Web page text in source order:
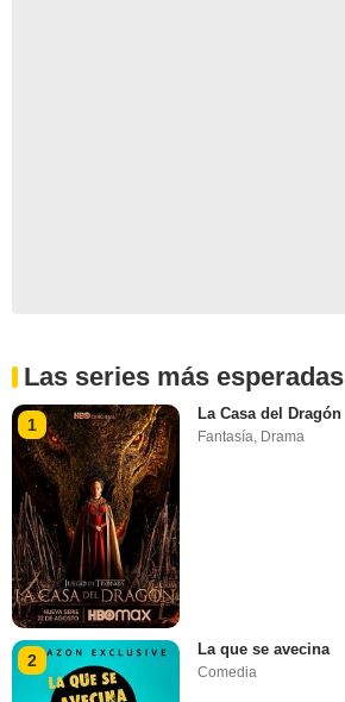
Las series más esperadas
1
La Casa del Dragón
Fantasía Drama
2
La que se avecina
Comedia